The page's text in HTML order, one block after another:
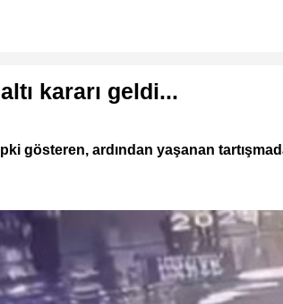
kararı geldi...
gösteren, ardından yaşanan